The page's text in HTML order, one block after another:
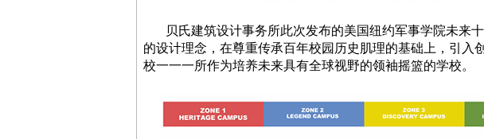
贝氏建筑设计事务所此次发布的美国纽约军事学院未来
的设计理念，在尊重传承百年校园历史肌理的基础上，引入
校一一一所作为培养未来具有全球视野的领袖摇篮的学校。